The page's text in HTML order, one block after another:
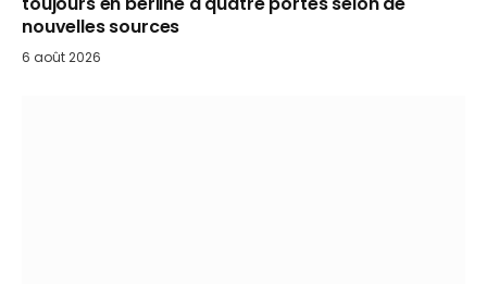
nouvelles sources
6 août 2026